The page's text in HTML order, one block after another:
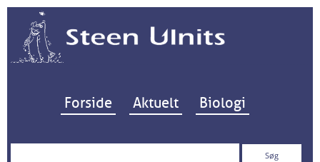
Hop til indhold
Forside Aktuelt Biologi
Søg